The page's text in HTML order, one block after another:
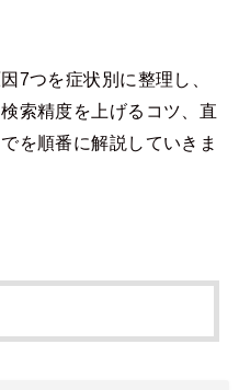
7つを症状別に整理し、
索精度を上げるコツ、直
を順番に解説していきま